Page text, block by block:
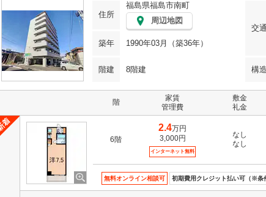
住所
福島県福島市南町
周辺地図
交通
築年
1990年03月（築36年）
階建 8階建 構造
階
家賃
管理費
敷金
礼金
6階
2.4万円
3,000円
インターネット無料
なし
なし
無料オンライン相談可 初期費用クレジット払い可（※条